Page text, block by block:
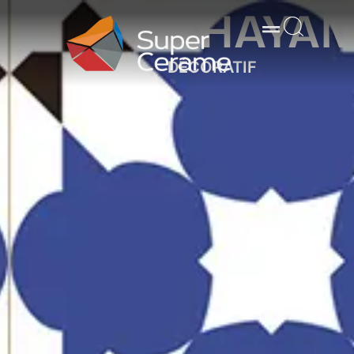
DÉCORATIF